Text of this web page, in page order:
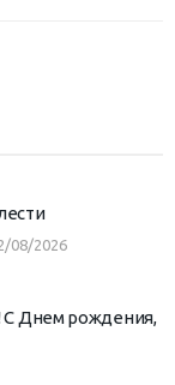
08/2026
С Днем рождения,